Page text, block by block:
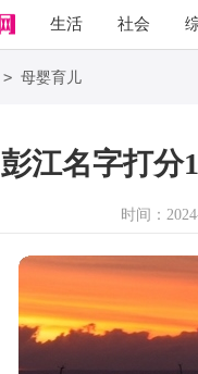
生活 社会
> 母婴育儿
彭江名字打分
时间：